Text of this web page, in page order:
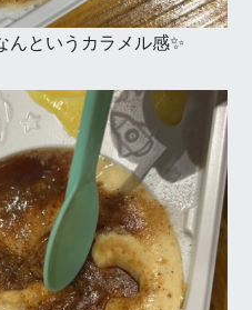
んというカラメル感✨